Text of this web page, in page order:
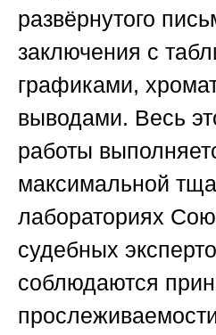
развёрнутого
заключения с
графиками,
выводами. Весь
работы
максимальной
лабораториях
судебных
соблюдаются